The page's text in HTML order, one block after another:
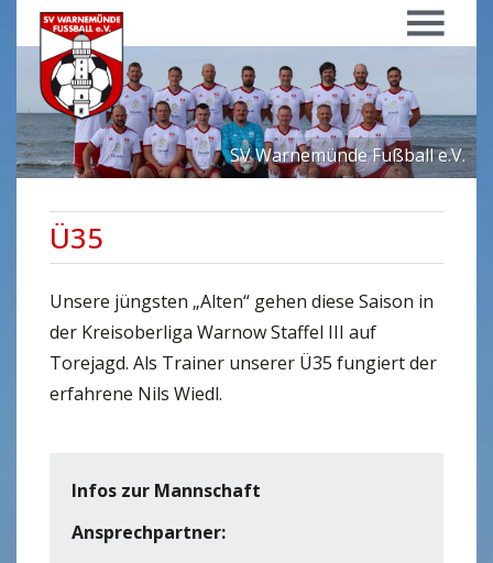
Menü
SV Warnemünde Fußball e.V.
Ü35
Unsere jüngsten „Alten“ gehen diese Saison in
der Kreisoberliga Warnow Staffel III auf
Torejagd. Als Trainer unserer Ü35 fungiert der
erfahrene Nils Wiedl.
Infos zur Mannschaft
Ansprechpartner: